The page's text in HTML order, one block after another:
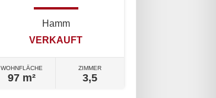
Hamm
VERKAUFT
WOHNFLÄCHE
97 m²
ZIMMER
3,5